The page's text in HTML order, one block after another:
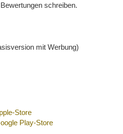
schreiben.
mit Werbung)
Store
Play-Store